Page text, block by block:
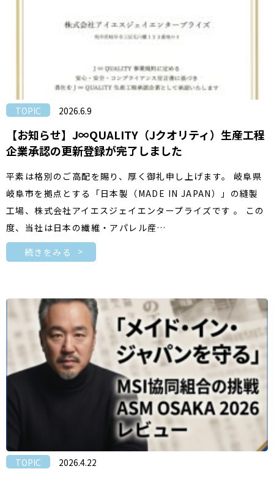
TOPIC 2026.6.9
【お知らせ】J∞QUALITY（Jクオリティ）生産工程
企業承認の更新登録が完了しました
平素は格別のご高配を賜り、厚く御礼申し上げます。 岐阜県
岐阜市を拠点とする「日本製（MADE IN JAPAN）」の縫製
工場、株式会社アイエスジェイエンタープライズです 。 この
度、当社は日本の繊維・アパレル産…
続きをみる
TOPIC 2026.4.22